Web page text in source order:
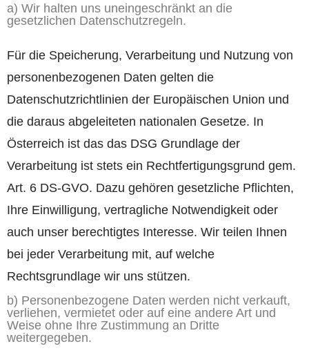
a) Wir halten uns uneingeschränkt an die
gesetzlichen Datenschutzregeln.
Für die Speicherung, Verarbeitung und Nutzung von
personenbezogenen Daten gelten die
Datenschutzrichtlinien der Europäischen Union und
die daraus abgeleiteten nationalen Gesetze. In
Österreich ist das das DSG Grundlage der
Verarbeitung ist stets ein Rechtfertigungsgrund gem.
Art. 6 DS-GVO. Dazu gehören gesetzliche Pflichten,
Ihre Einwilligung, vertragliche Notwendigkeit oder
auch unser berechtigtes Interesse. Wir teilen Ihnen
bei jeder Verarbeitung mit, auf welche
Rechtsgrundlage wir uns stützen.
b) Personenbezogene Daten werden nicht verkauft,
verliehen, vermietet oder auf eine andere Art und
Weise ohne Ihre Zustimmung an Dritte
weitergegeben.